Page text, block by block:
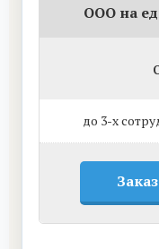
ООО на
до 3-х